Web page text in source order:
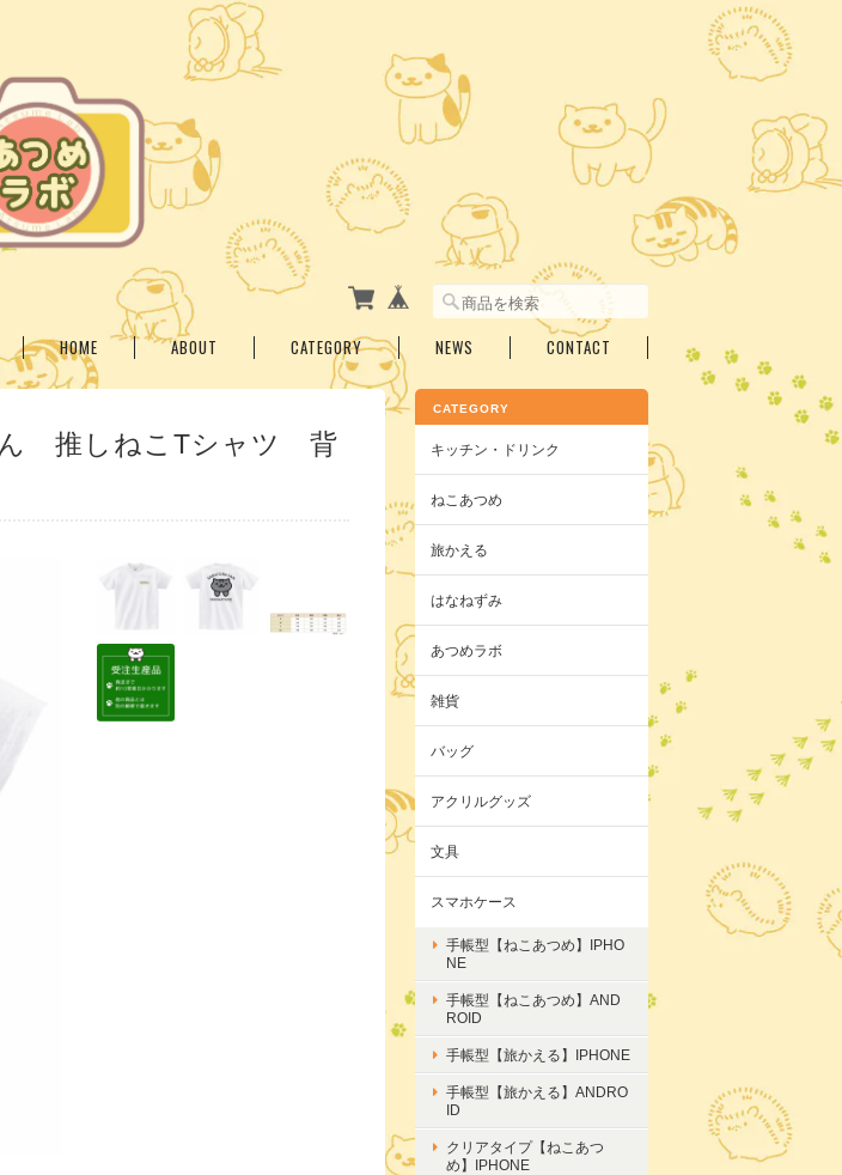
HOME ABOUT CATEGORY NEWS CONTACT
ん 推しねこTシャツ 背
CATEGORY
キッチン・ドリンク
ねこあつめ
旅かえる
はなねずみ
あつめラボ
雑貨
バッグ
アクリルグッズ
文具
スマホケース
手帳型【ねこあつめ】IPHO
NE
手帳型【ねこあつめ】AND
ROID
手帳型【旅かえる】IPHONE
手帳型【旅かえる】ANDRO
ID
クリアタイプ【ねこあつ
め】IPHONE